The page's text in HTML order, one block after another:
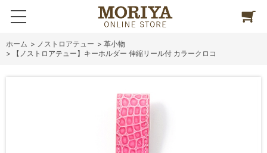
ホーム > ノストロアテュー > 革小物
>
【ノストロアテュー】キーホルダー 伸縮リール付 カラークロコ